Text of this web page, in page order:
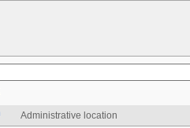
Administrative location